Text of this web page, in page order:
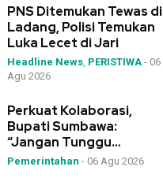
PNS Ditemukan Tewas di
Ladang, Polisi Temukan
Luka Lecet di Jari
Headline News, PERISTIWA - 06
Agu 2026
Perkuat Kolaborasi,
Bupati Sumbawa:
“Jangan Tunggu
Bencana, Desa Garda
Pemerintahan - 06 Agu 2026